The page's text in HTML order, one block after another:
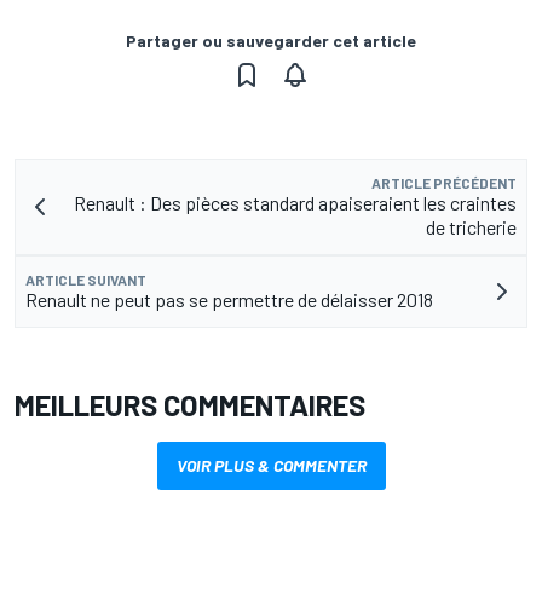
Partager ou sauvegarder cet article
ARTICLE PRÉCÉDENT
Renault : Des pièces standard apaiseraient les craintes
de tricherie
ARTICLE SUIVANT
Renault ne peut pas se permettre de délaisser 2018
MEILLEURS COMMENTAIRES
VOIR PLUS & COMMENTER